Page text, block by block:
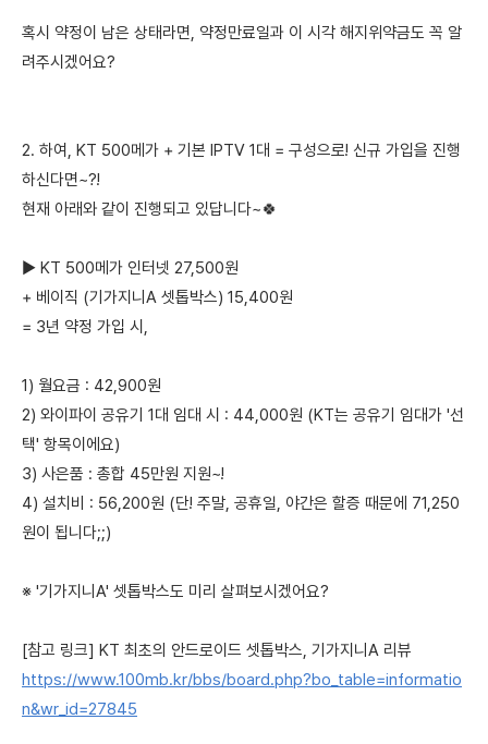
혹시 약정이 남은 상태라면, 약정만료일과 이 시각 해지위약금도 꼭 알
려주시겠어요?
2. 하여, KT 500메가 + 기본 IPTV 1대 = 구성으로! 신규 가입을 진행
하신다면~?!
현재 아래와 같이 진행되고 있답니다~🍀
▶ KT 500메가 인터넷 27,500원
+ 베이직 (기가지니A 셋톱박스) 15,400원
= 3년 약정 가입 시,
1) 월요금 : 42,900원
2) 와이파이 공유기 1대 임대 시 : 44,000원 (KT는 공유기 임대가 '선
택' 항목이에요)
3) 사은품 : 총합 45만원 지원~!
4) 설치비 : 56,200원 (단! 주말, 공휴일, 야간은 할증 때문에 71,250
원이 됩니다;;)
※ '기가지니A' 셋톱박스도 미리 살펴보시겠어요?
[참고 링크] KT 최초의 안드로이드 셋톱박스, 기가지니A 리뷰
https://www.100mb.kr/bbs/board.php?bo_table=informatio
n&wr_id=27845